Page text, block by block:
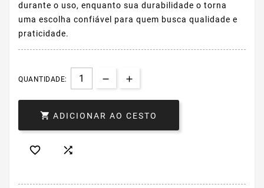
durante o uso, enquanto sua durabilidade o torna
uma escolha confiável para quem busca qualidade e
praticidade.
QUANTIDADE:
 ADICIONAR AO CESTO
 